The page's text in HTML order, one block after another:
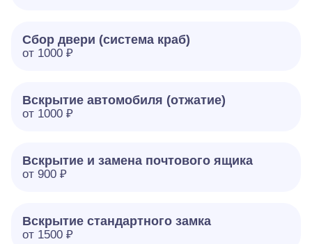
Сбор двери (система краб)
от 1000 ₽
Вскрытие автомобиля (отжатие)
от 1000 ₽
Вскрытие и замена почтового ящика
от 900 ₽
Вскрытие стандартного замка
от 1500 ₽